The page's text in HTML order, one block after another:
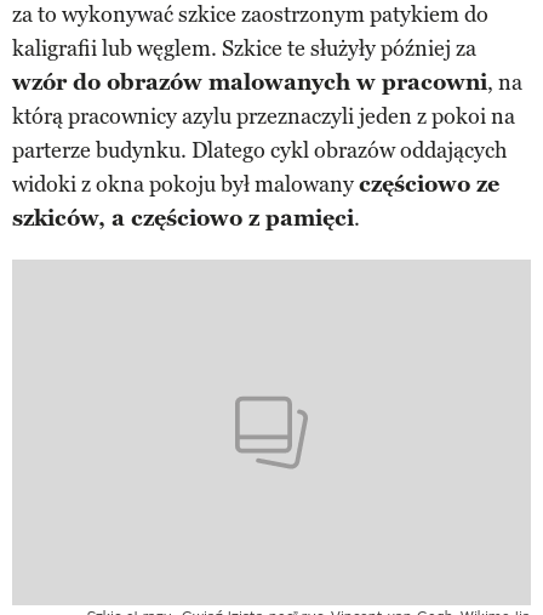
za to wykonywać szkice zaostrzonym patykiem do
kaligrafii lub węglem. Szkice te służyły później za
wzór do obrazów malowanych w pracowni, na
którą pracownicy azylu przeznaczyli jeden z pokoi na
parterze budynku. Dlatego cykl obrazów oddających
widoki z okna pokoju był malowanyczęściowo ze
szkiców, a częściowo z pamięci.